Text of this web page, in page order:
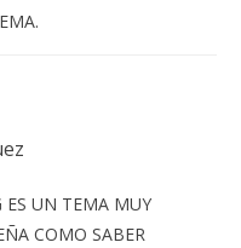
ES UN TEMA MUY
COMO SABER